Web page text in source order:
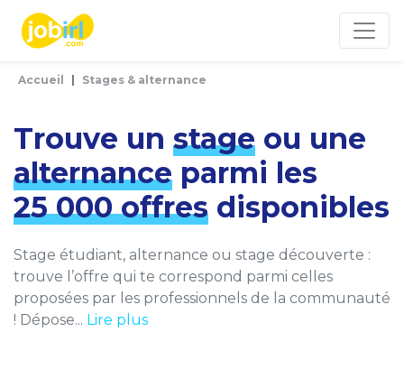
Accueil Stages & alternance
Trouve un stage ou une
alternance parmi les
25 000 offres disponibles
Stage étudiant, alternance ou stage découverte :
trouve l’offre qui te correspond parmi celles
proposées par les professionnels de la communauté
! Dépose... Lire plus
Panneau de gestion des cookies